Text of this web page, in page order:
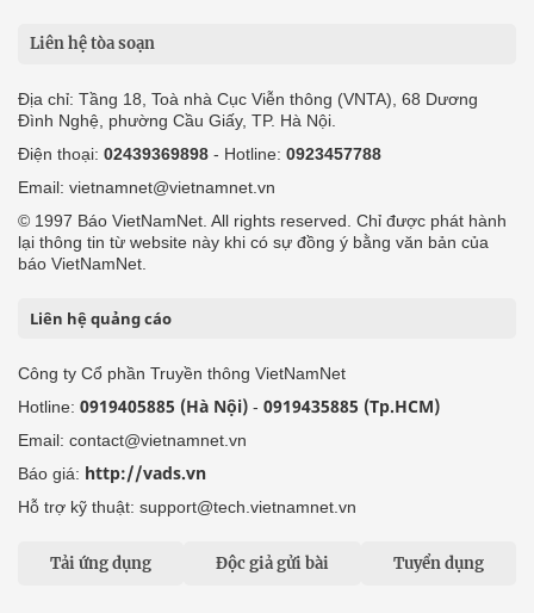
Liên hệ tòa soạn
Địa chỉ: Tầng 18, Toà nhà Cục Viễn thông (VNTA), 68 Dương
Đình Nghệ, phường Cầu Giấy, TP. Hà Nội.
Điện thoại: 02439369898 - Hotline: 0923457788
Email: vietnamnet@vietnamnet.vn
© 1997 Báo VietNamNet. All rights reserved. Chỉ được phát hành
lại thông tin từ website này khi có sự đồng ý bằng văn bản của
báo VietNamNet.
Liên hệ quảng cáo
Công ty Cổ phần Truyền thông VietNamNet
Hotline: 0919405885 (Hà Nội) - 0919435885 (Tp.HCM)
Email: contact@vietnamnet.vn
Báo giá: http://vads.vn
Hỗ trợ kỹ thuật: support@tech.vietnamnet.vn
Tải ứng dụng Độc giả gửi bài Tuyển dụng